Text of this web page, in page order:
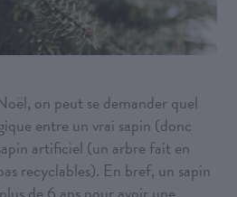
on peut se demander quel
entre un vrai sapin (donc
artificiel (un arbre fait en
recyclables). En bref, un sapin